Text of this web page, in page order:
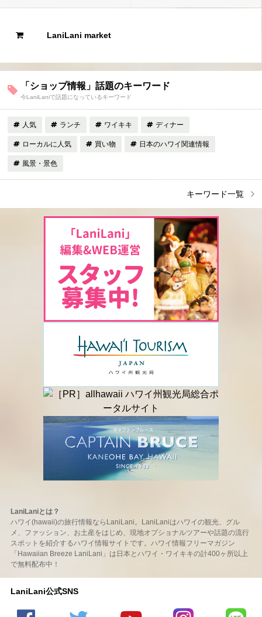
LaniLani market
「ショップ情報」話題のキーワード
今LaniLaniで話題になっているキーワード
人気 ランチ ワイキキ ディナー
ローカルに人気 買い物 日本のハワイ関連情報
風景・景色
キーワード一覧
LaniLaniとは？
ハワイ(hawaii)の旅行情報ならLaniLani。LaniLaniはハワイの観光、グル
メ、ファッション、お土産をはじめ、現地オプショナルツアーや話題の流行
スポットを紹介するハワイ情報サイトです。ハワイ情報フリーマガジン
「Hawaiian Breeze LaniLani」は日本とハワイ・ワイキキの計400ヶ所以上
で無料配布中！
LaniLani公式SNS